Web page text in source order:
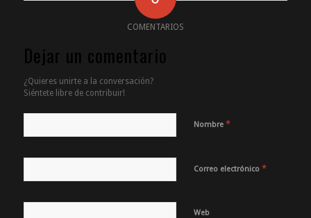
COMENTARIOS
Dejar un comentario
¿Quieres unirte a la conversación?
Siéntete libre de contribuir!
Nombre *
Correo electrónico *
Web